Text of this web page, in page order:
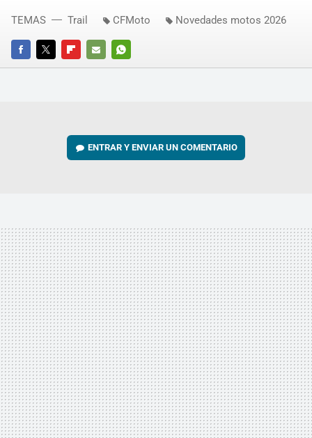
FACEBOOKTWITTERFLIPBOARD
E-
WHATSAPP
TEMAS Trail CFMoto Novedades motos 2026
ENTRAR Y ENVIAR UN COMENTARIO